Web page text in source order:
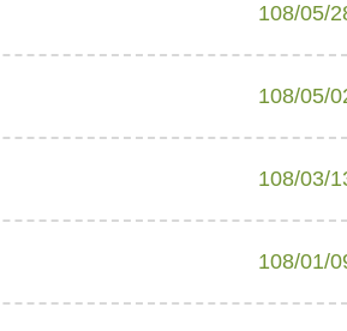
108/05/
108/05/
108/03/
108/01/